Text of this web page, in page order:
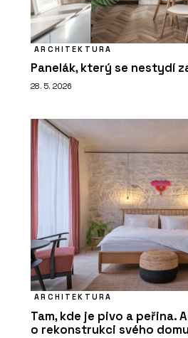
ARCHITEKTURA
Panelák, který se nestydí
28. 5. 2026
ARCHITEKTURA
Tam, kde je pivo a peřina.
o rekonstrukci svého